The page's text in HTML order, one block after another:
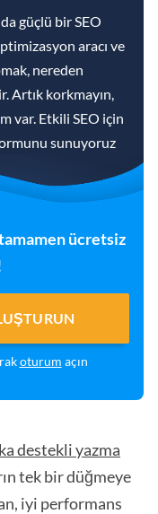
güçlü bir SEO
aracı ve
nereden
Artık korkmayın,
var. Etkili SEO için
sunuyoruz
ücretsiz
oturum açın
destekli yazma
tek bir düğmeye
iyi performans